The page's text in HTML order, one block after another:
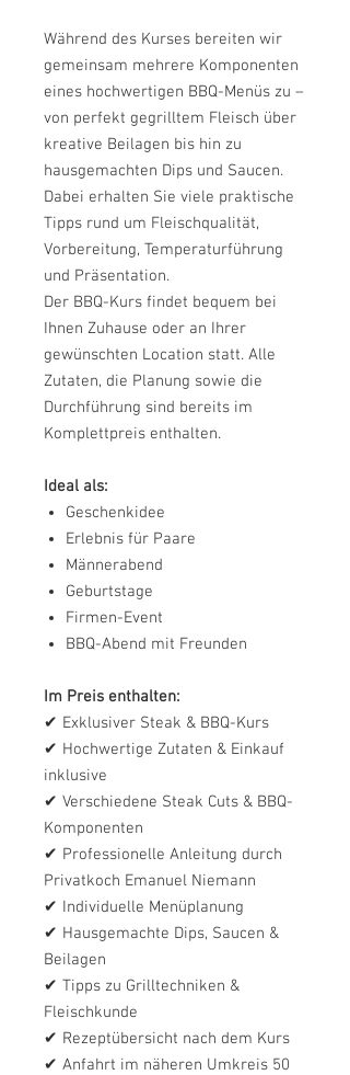
Während des Kurses bereiten wir
gemeinsam mehrere Komponenten
eines hochwertigen BBQ-Menüs zu –
von perfekt gegrilltem Fleisch über
kreative Beilagen bis hin zu
hausgemachten Dips und Saucen.
Dabei erhalten Sie viele praktische
Tipps rund um Fleischqualität,
Vorbereitung, Temperaturführung
und Präsentation.
Der BBQ-Kurs findet bequem bei
Ihnen Zuhause oder an Ihrer
gewünschten Location statt. Alle
Zutaten, die Planung sowie die
Durchführung sind bereits im
Komplettpreis enthalten.
Ideal als:
Geschenkidee
Erlebnis für Paare
Männerabend
Geburtstage
Firmen-Event
BBQ-Abend mit Freunden
Im Preis enthalten:
✔ Exklusiver Steak & BBQ-Kurs
✔ Hochwertige Zutaten & Einkauf
inklusive
✔ Verschiedene Steak Cuts & BBQ-
Komponenten
✔ Professionelle Anleitung durch
Privatkoch Emanuel Niemann
✔ Individuelle Menüplanung
✔ Hausgemachte Dips, Saucen &
Beilagen
✔ Tipps zu Grilltechniken &
Fleischkunde
✔ Rezeptübersicht nach dem Kurs
✔ Anfahrt im näheren Umkreis 50